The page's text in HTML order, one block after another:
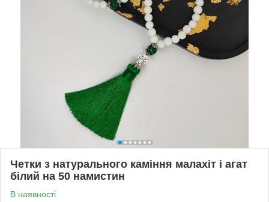
Четки з натурального каміння малахіт і агат
білий на 50 намистин
В наявності